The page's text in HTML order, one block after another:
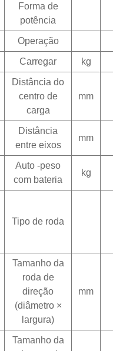
Forma de
potência
Operação
Carregar kg
Distância do
centro de
carga
mm
Distância
entre eixos
mm
Auto -peso
com bateria
kg
Tipo de roda
Tamanho da
roda de
direção
(diâmetro ×
largura)
mm
Tamanho da